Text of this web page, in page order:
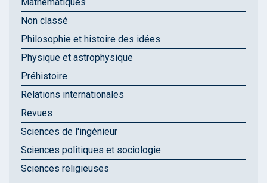
Non classé
Philosophie et histoire des idées
Physique et astrophysique
Préhistoire
Relations internationales
Revues
Sciences de l'ingénieur
Sciences politiques et sociologie
Sciences religieuses